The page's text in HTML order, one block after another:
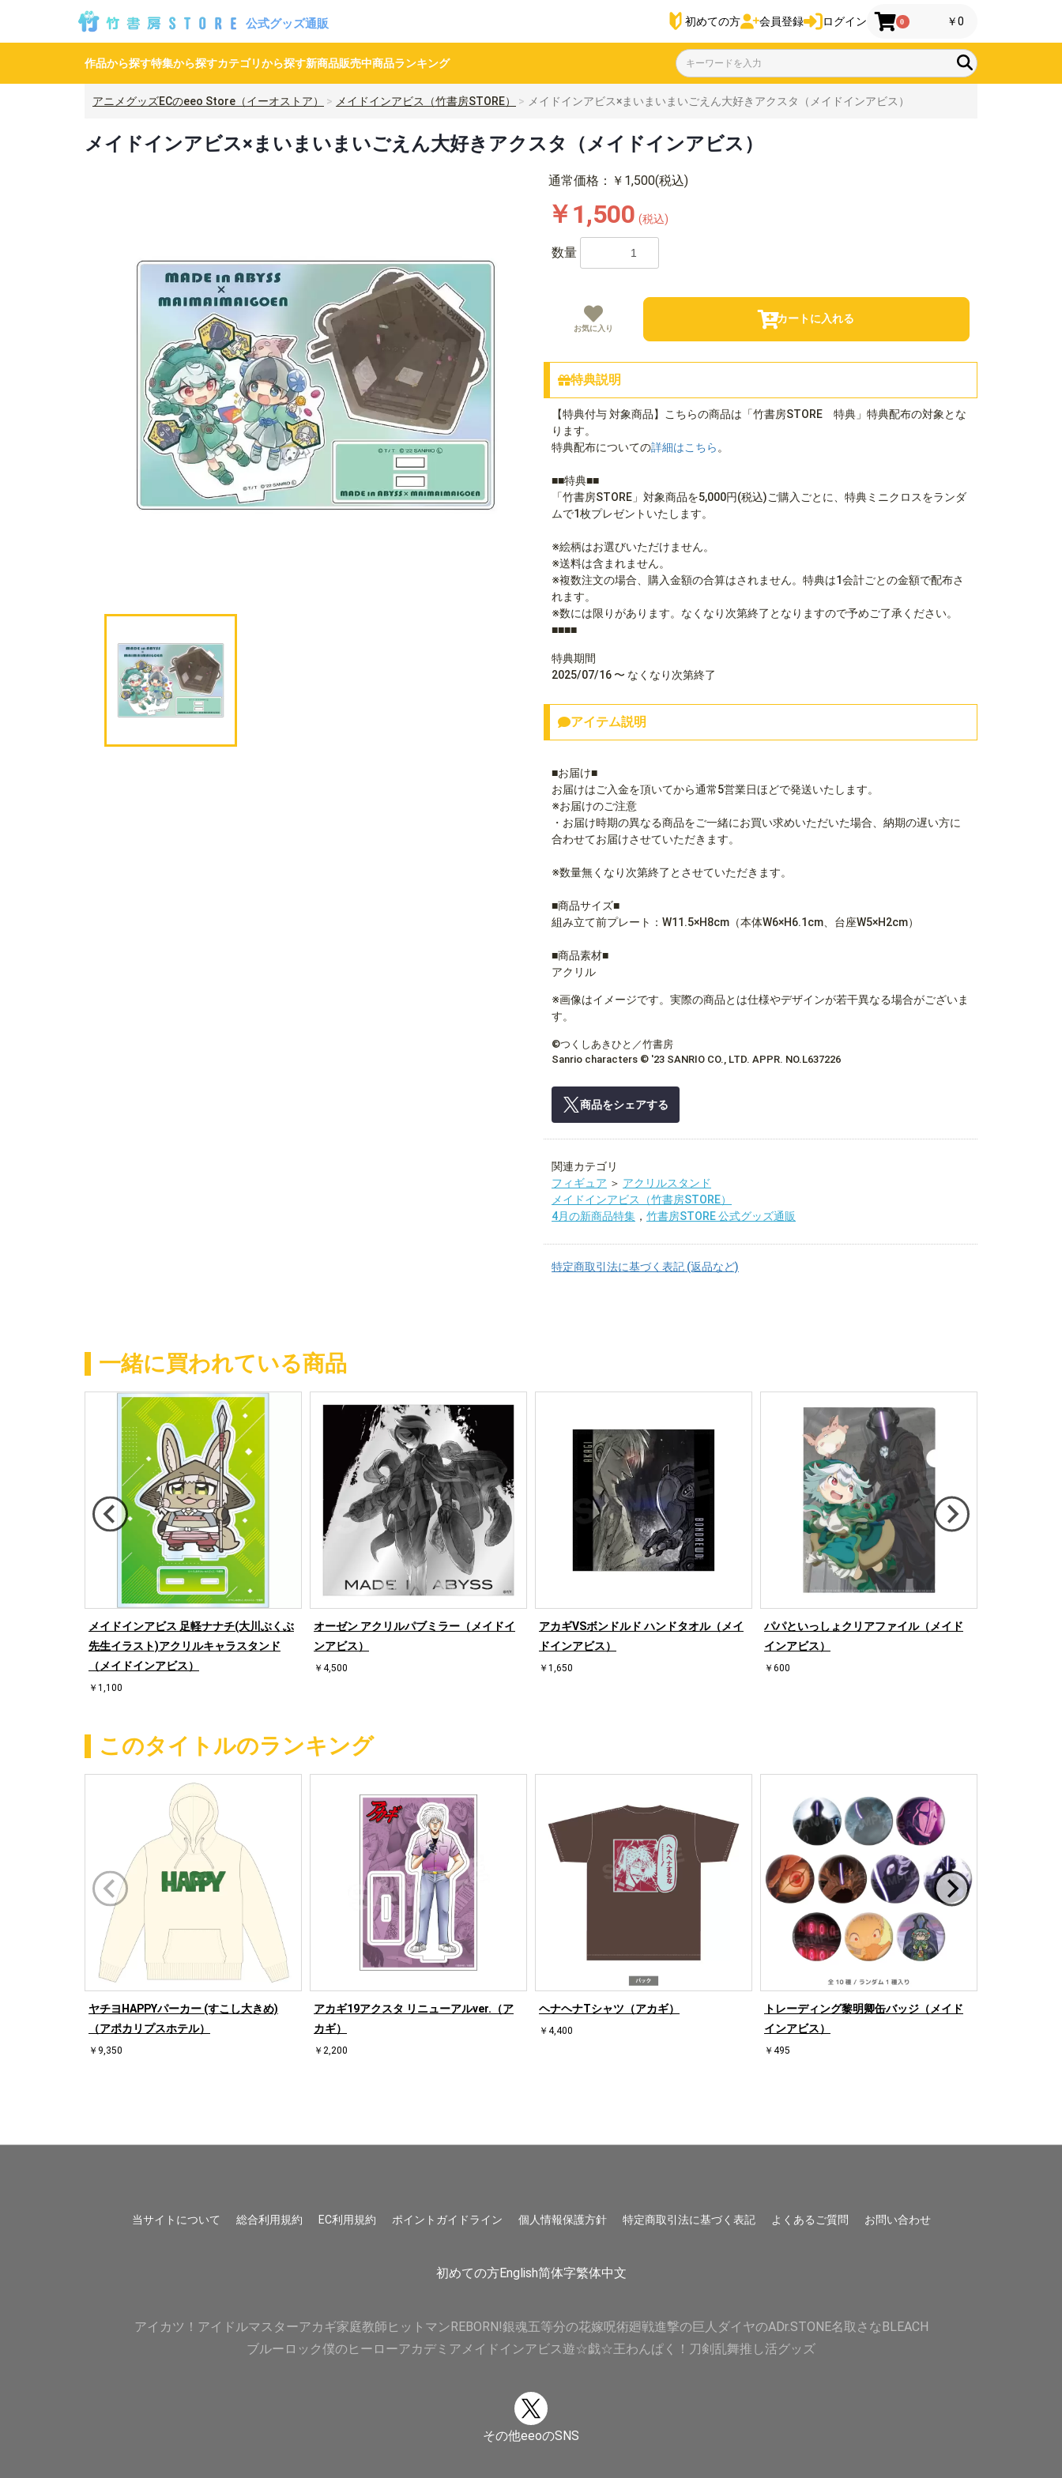
公式グッズ通販 初めての方 会員登録 ログイン 0 ￥0
作品から探す特集から探すカテゴリから探す新商品販売中商品ランキング
アニメグッズECのeeo Store（イーオストア） メイドインアビス（竹書房STORE） メイドインアビス×まいまいまいごえん大好きアクスタ（メイドインアビス）
メイドインアビス×まいまいまいごえん大好きアクスタ（メイドインアビス）
通常価格：￥1,500(税込)
￥1,500 (税込)
お気に入り
カートに入れる
数量
特典説明
【特典付与 対象商品】こちらの商品は「竹書房STORE 特典」特典配布の対象とな
ります。
特典配布についての詳細はこちら 。
■■特典■■
「竹書房STORE」対象商品を5,000円(税込)ご購入ごとに、特典ミニクロスをランダ
ムで1枚プレゼントいたします。
※絵柄はお選びいただけません。
※送料は含まれません。
※複数注文の場合、購入金額の合算はされません。特典は1会計ごとの金額で配布さ
れます。
※数には限りがあります。なくなり次第終了となりますので予めご了承ください。
■■■■
特典期間
2025/07/16 〜 なくなり次第終了
アイテム説明
■お届け■
お届けはご入金を頂いてから通常5営業日ほどで発送いたします。
※お届けのご注意
・お届け時期の異なる商品をご一緒にお買い求めいただいた場合、納期の遅い方に
合わせてお届けさせていただきます。
※数量無くなり次第終了とさせていただきます。
■商品サイズ■
組み立て前プレート：W11.5×H8cm（本体W6×H6.1cm、台座W5×H2cm）
■商品素材■
アクリル
※画像はイメージです。実際の商品とは仕様やデザインが若干異なる場合がございま
す。
©つくしあきひと／竹書房
Sanrio characters © '23 SANRIO CO., LTD. APPR. NO.L637226
商品をシェアする
関連カテゴリ
フィギュア ＞ アクリルスタンド
メイドインアビス（竹書房STORE）
4月の新商品特集 ， 竹書房STORE 公式グッズ通販
特定商取引法に基づく表記 (返品など)
一緒に買われている商品
メイドインアビス 足軽ナナチ(大川ぶくぶ
先生イラスト)アクリルキャラスタンド
（メイドインアビス）
￥1,100
オーゼン アクリルパブミラー（メイドイ
ンアビス）
￥4,500
アカギVSボンドルド ハンドタオル（メイ
ドインアビス）
￥1,650
パパといっしょクリアファイル（メイド
インアビス）
￥600
このタイトルのランキング
ヤチヨHAPPYパーカー (すこし大きめ)
（アポカリプスホテル）
￥9,350
アカギ19アクスタ リニューアルver.（ア
カギ）
￥2,200
ヘナヘナTシャツ（アカギ）
￥4,400
トレーディング黎明卿缶バッジ（メイド
インアビス）
￥495
当サイトについて 総合利用規約 EC利用規約 ポイントガイドライン 個人情報保護方針 特定商取引法に基づく表記 よくあるご質問 お問い合わせ
初めての方English简体字繁体中文
アイカツ！ アイドルマスターアカギ家庭教師ヒットマンREBORN!銀魂五等分の花嫁呪術廻戦進撃の巨人 ダイヤのADr.STONE名取さな BLEACH
ブルーロック僕のヒーローアカデミア メイドインアビス遊☆戯☆王わんぱく！刀剣乱舞推し活グッズ
その他eeoのSNS